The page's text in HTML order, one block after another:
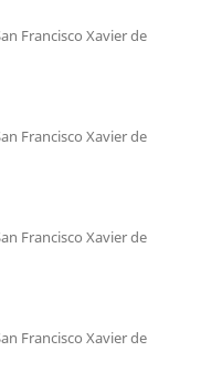
Francisco Xavier de
Francisco Xavier de
Francisco Xavier de
Francisco Xavier de